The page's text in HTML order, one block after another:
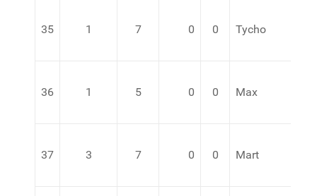
35 1 7 0 0 Tycho
36 1 5 0 0 Max
37 3 7 0 0 Mart